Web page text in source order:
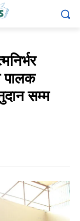
पालक
सम्म